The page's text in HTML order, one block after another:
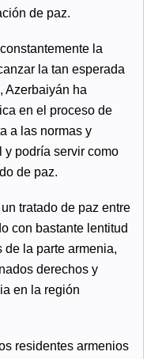
de paz.
la
la tan esperada
Azerbaiyán ha
en el proceso de
a las normas y
podría servir como
de paz.
tratado de paz entre
con bastante lentitud
la parte armenia,
derechos y
en la región
residentes armenios